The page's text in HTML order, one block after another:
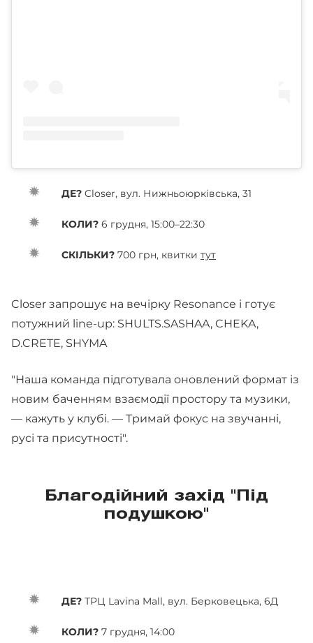
ДЕ? Closer, вул. Нижньоюрківська, 31
КОЛИ? 6 грудня, 15:00–22:30
СКІЛЬКИ? 700 грн, квитки тут
Closer запрошує на вечірку Resonance і готує
потужний line-up: SHULTS.SASHAA, CHEKA,
D.CRETE, SHYMA
"Наша команда підготувала оновлений формат із
новим баченням взаємодії простору та музики,
— кажуть у клубі. — Тримай фокус на звучанні,
русі та присутності".
Благодійний захід "Під
подушкою"
ДЕ? ТРЦ Lavina Mall, вул. Берковецька, 6Д
КОЛИ? 7 грудня, 14:00